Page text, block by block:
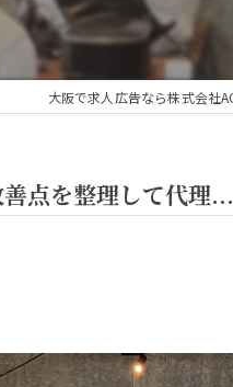
デザ
大阪で求人広告なら株式会社
点を整理して代理...